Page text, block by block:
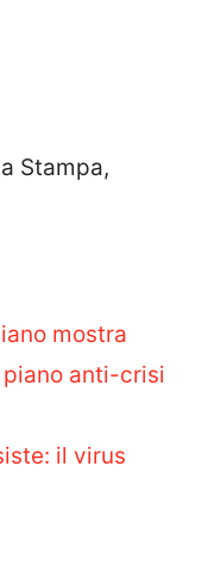
Stampa,
mostra
piano anti-crisi
il virus